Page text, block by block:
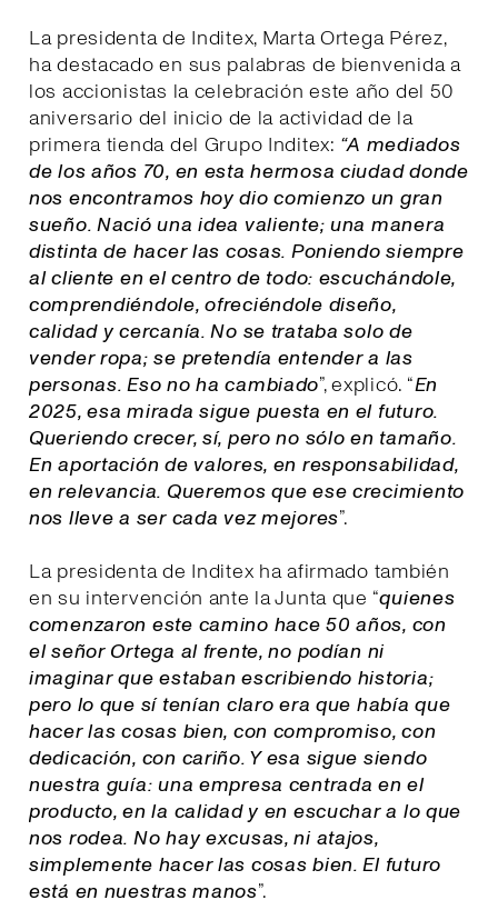
La presidenta de Inditex, Marta Ortega Pérez,
ha destacado en sus palabras de bienvenida a
los accionistas la celebración este año del 50
aniversario del inicio de la actividad de la
primera tienda del Grupo Inditex: “A mediados
de los años 70, en esta hermosa ciudad donde
nos encontramos hoy dio comienzo un gran
sueño. Nació una idea valiente; una manera
distinta de hacer las cosas. Poniendo siempre
al cliente en el centro de todo: escuchándole,
comprendiéndole, ofreciéndole diseño,
calidad y cercanía. No se trataba solo de
vender ropa; se pretendía entender a las
personas. Eso no ha cambiado”, explicó. “En
2025, esa mirada sigue puesta en el futuro.
Queriendo crecer, sí, pero no sólo en tamaño.
En aportación de valores, en responsabilidad,
en relevancia. Queremos que ese crecimiento
nos lleve a ser cada vez mejores”.
La presidenta de Inditex ha afirmado también
en su intervención ante la Junta que “quienes
comenzaron este camino hace 50 años, con
el señor Ortega al frente, no podían ni
imaginar que estaban escribiendo historia;
pero lo que sí tenían claro era que había que
hacer las cosas bien, con compromiso, con
dedicación, con cariño. Y esa sigue siendo
nuestra guía: una empresa centrada en el
producto, en la calidad y en escuchar a lo que
nos rodea. No hay excusas, ni atajos,
simplemente hacer las cosas bien. El futuro
está en nuestras manos”.